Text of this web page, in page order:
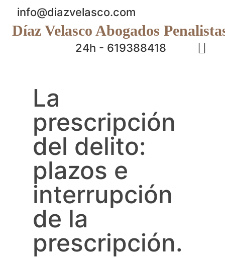
info@diazvelasco.com
Díaz Velasco Abogados
24h - 619388418
La
prescripción
del delito:
plazos e
interrupción
de la
prescripción.